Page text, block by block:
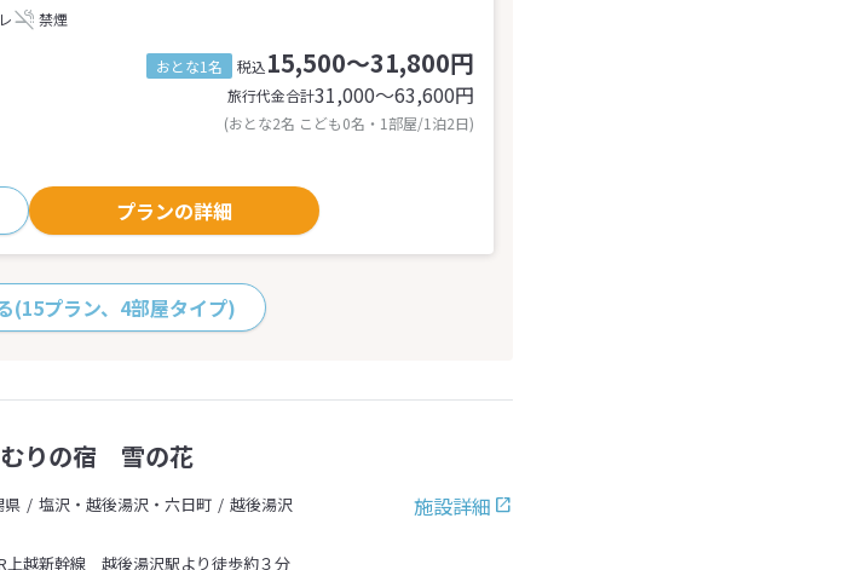
禁煙
おとな1名 税込15,500～31,800円
旅行代金合計31,000〜63,600円
(おとな2名 こども0名・1部屋/1泊2日)
プランの詳細
(15プラン、4部屋タイプ)
りの宿 雪の花
施設詳細
県 塩沢・越後湯沢・六日町
越後湯沢
上越新幹線 越後湯沢駅より徒歩約３分